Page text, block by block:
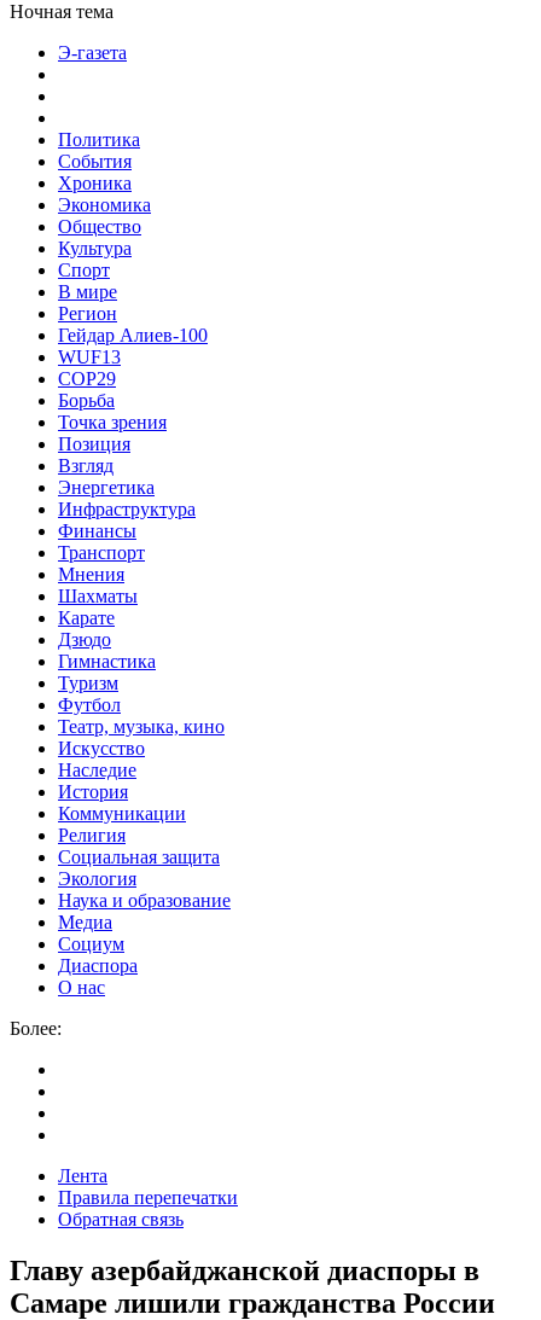
Ночная тема
Э-газета
Политика
События
Хроника
Экономика
Общество
Культура
Спорт
В мире
Регион
Гейдар Алиев-100
WUF13
COP29
Борьба
Точка зрения
Позиция
Взгляд
Энергетика
Инфраструктура
Финансы
Транспорт
Мнения
Шахматы
Карате
Дзюдо
Гимнастика
Туризм
Футбол
Театр, музыка, кино
Искусство
Наследие
История
Коммуникации
Религия
Социальная защита
Экология
Наука и образование
Медиа
Социум
Диаспора
О нас
Более:
Лента
Правила перепечатки
Обратная связь
Главу азербайджанской диаспоры в
Самаре лишили гражданства России